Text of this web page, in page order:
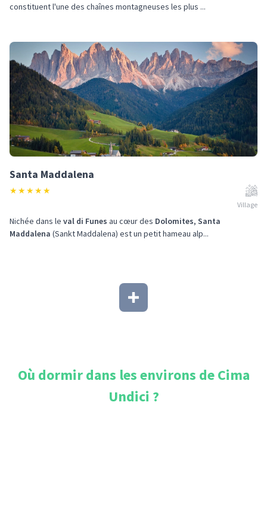
constituent l'une des chaînes montagneuses les plus ...
Santa Maddalena
★★★★★
Village
Nichée dans le val di Funes au cœur des Dolomites, Santa
Maddalena (Sankt Maddalena) est un petit hameau alp...
Où dormir dans les environs deCima
Undici ?